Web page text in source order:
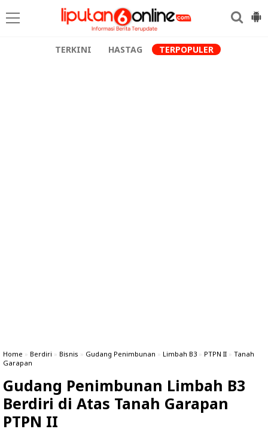
TERKINI HASTAG TERPOPULER
Home » Berdiri » Bisnis » Gudang Penimbunan » Limbah B3 » PTPN II » Tanah
Garapan
Gudang Penimbunan Limbah B3
Berdiri di Atas Tanah Garapan
PTPN II